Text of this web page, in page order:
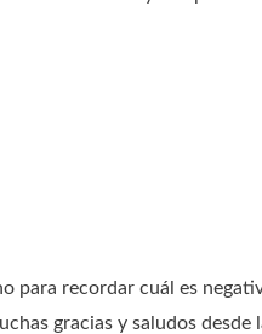
para recordar cuál es
gracias y saludos desde